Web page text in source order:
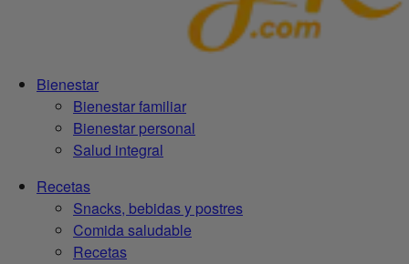
Bienestar
Bienestar familiar
Bienestar personal
Salud integral
Recetas
Snacks, bebidas y postres
Comida saludable
Recetas